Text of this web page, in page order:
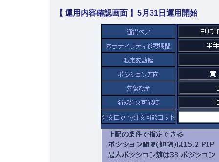
【 運用内容確認画面 】5月31日運用開始